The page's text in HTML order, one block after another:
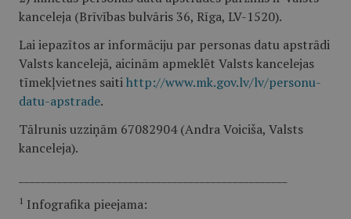
kanceleja (Brīvības bulvāris 36, Rīga, LV-1520).
Lai iepazītos ar informāciju par personas datu apstrādi
Valsts kancelejā, aicinām apmeklēt Valsts kancelejas
tīmekļvietnes saitihttp://www.mk.gov.lv/lv/personu-
datu-apstrade.
Tālrunis uzziņām 67082904 (Andra Voiciša, Valsts
kanceleja).
1 Infografika pieejama: